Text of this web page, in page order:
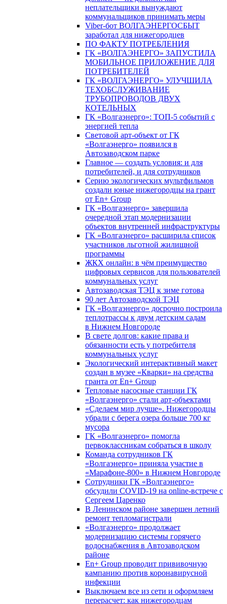
неплательщики вынуждают
коммунальщиков принимать меры
Viber-бот ВОЛГАЭНЕРГОСБЫТ
заработал для нижегородцев
ПО ФАКТУ ПОТРЕБЛЕНИЯ
ГК «ВОЛГАЭНЕРГО» ЗАПУСТИЛА
МОБИЛЬНОЕ ПРИЛОЖЕНИЕ ДЛЯ
ПОТРЕБИТЕЛЕЙ
ГК «ВОЛГАЭНЕРГО» УЛУЧШИЛА
ТЕХОБСЛУЖИВАНИЕ
ТРУБОПРОВОДОВ ДВУХ
КОТЕЛЬНЫХ
ГК «Волгаэнерго»: ТОП-5 событий с
энергией тепла
Световой арт-объект от ГК
«Волгаэнерго» появился в
Автозаводском парке
Главное — создать условия: и для
потребителей, и для сотрудников
Серию экологических мультфильмов
создали юные нижегородцы на грант
от En+ Group
ГК «Волгаэнерго» завершила
очередной этап модернизации
объектов внутренней инфраструктуры
ГК «Волгаэнерго» расширила список
участников льготной жилищной
программы
ЖКХ онлайн: в чём преимущество
цифровых сервисов для пользователей
коммунальных услуг
Автозаводская ТЭЦ к зиме готова
90 лет Автозаводской ТЭЦ
ГК «Волгаэнерго» досрочно построила
теплотрассы к двум детским садам
в Нижнем Новгороде
В свете долгов: какие права и
обязанности есть у потребителя
коммунальных услуг
Экологический интерактивный макет
создан в музее «Кварки» на средства
гранта от En+ Group
Тепловые насосные станции ГК
«Волгаэнерго» стали арт-объектами
«Сделаем мир лучше». Нижегородцы
убрали с берега озера больше 700 кг
мусора
ГК «Волгаэнерго» помогла
первоклассникам собраться в школу
Команда сотрудников ГК
«Волгаэнерго» приняла участие в
«Марафоне-800» в Нижнем Новгороде
Сотрудники ГК «Волгаэнерго»
обсудили COVID-19 на online-встрече с
Сергеем Царенко
В Ленинском районе завершен летний
ремонт тепломагистрали
«Волгаэнерго» продолжает
модернизацию системы горячего
водоснабжения в Автозаводском
районе
En+ Group проводит прививочную
кампанию против коронавирусной
инфекции
Выключаем все из сети и оформляем
перерасчет: как нижегородцам